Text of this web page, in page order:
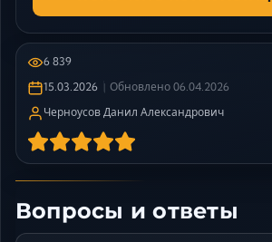
6 839
15.03.2026
Обновлено 06.04.2026
Черноусов Данил Александрович
Вопросы и ответы